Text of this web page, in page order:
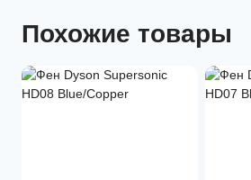
Похожие товары